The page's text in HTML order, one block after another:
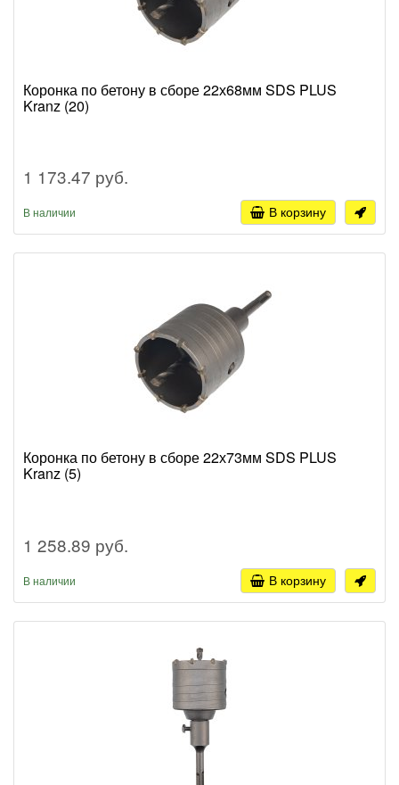
Коронка по бетону в сборе 22х68мм SDS PLUS
Kranz (20)
1 173.47 руб.
В наличии В корзину
Коронка по бетону в сборе 22х73мм SDS PLUS
Kranz (5)
1 258.89 руб.
В наличии В корзину